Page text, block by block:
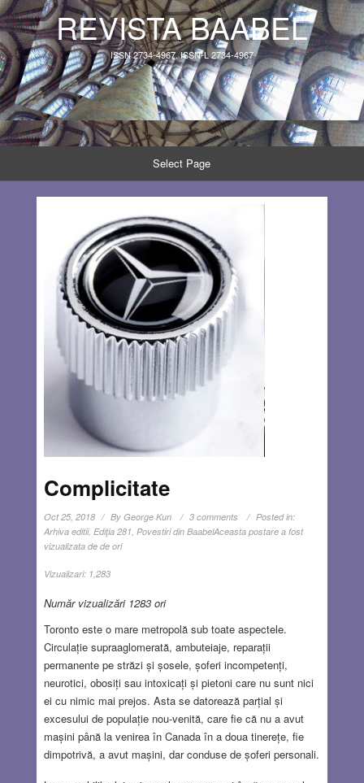
REVISTA BAABEL
ISSN 2734-4967, ISSN-L 2734-4967
Select Page
Complicitate
Oct 25, 2018 By George Kun 3 comments
Posted in:
Arhiva editii, Ediţia 281 Povestiri din BaabelAceasta postare a fost
vizualizata de de ori
Vizualizari: 1,283
Număr vizualizări 1283 ori
Toronto este o mare metropolă sub toate aspectele.
Circulație supraaglomerată, ambuteiaje, reparații
permanente pe străzi și șosele, șoferi incompetenți,
neurotici, obosiți sau intoxicați și pietoni care nu sunt nici
ei cu nimic mai prejos. Asta se datorează parțial și
excesului de populație nou-venită, care fie că nu a avut
mașini până la venirea în Canada în a doua tinerețe, fie
dimpotrivă, a avut mașini, dar conduse de șoferi personali.